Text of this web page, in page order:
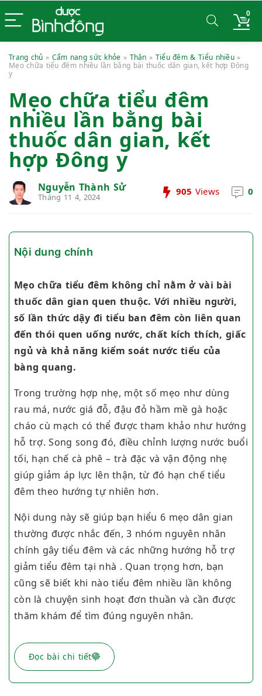
0
Trang chủ » Cẩm nang sức khỏe » Thận » Tiểu đêm & Tiểu nhiều»
Mẹo chữa tiểu đêm nhiều lần bằng bài thuốc dân gian, kết hợp Đông
y
Mẹo chữa tiểu đêm
nhiều lần bằng bài
thuốc dân gian, kết
hợp Đông y
Nguyễn Thành Sử
Tháng 11 4, 2024 905 Views 0
Nội dung chính
Mẹo chữa tiểu đêm không chỉ nằm ở vài bài
thuốc dân gian quen thuộc. Với nhiều người,
số lần thức dậy đi tiểu ban đêm còn liên quan
đến thói quen uống nước, chất kích thích, giấc
ngủ và khả năng kiểm soát nước tiểu của
bàng quang.
Trong trường hợp nhẹ, một số mẹo như dùng
rau má, nước giá đỗ, đậu đỏ hầm mề gà hoặc
cháo cù mạch có thể được tham khảo như hướng
hỗ trợ. Song song đó, điều chỉnh lượng nước buổi
tối, hạn chế cà phê – trà đặc và vận động nhẹ
giúp giảm áp lực lên thận, từ đó hạn chế tiểu
đêm theo hướng tự nhiên hơn.
Nội dung này sẽ giúp bạn hiểu 6 mẹo dân gian
thường được nhắc đến, 3 nhóm nguyên nhân
chính gây tiểu đêm và các những hướng hỗ trợ
giảm tiểu đêm tại nhà . Quan trọng hơn, bạn
cũng sẽ biết khi nào tiểu đêm nhiều lần không
còn là chuyện sinh hoạt đơn thuần và cần được
thăm khám để tìm đúng nguyên nhân.
Đọc bài chi tiết